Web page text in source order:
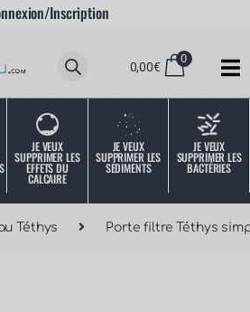
Inscription
0,00€
0
JE VEUX
SUPPRIMER LES
EFFETS DU
CALCAIRE
JE VEUX
SUPPRIMER LES
SÉDIMENTS
JE VEUX
SUPPRIMER LES
BACTÉRIES
Téthys Porte filtre Téthys